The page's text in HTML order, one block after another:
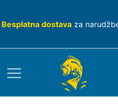
content
Besplatna dostava za